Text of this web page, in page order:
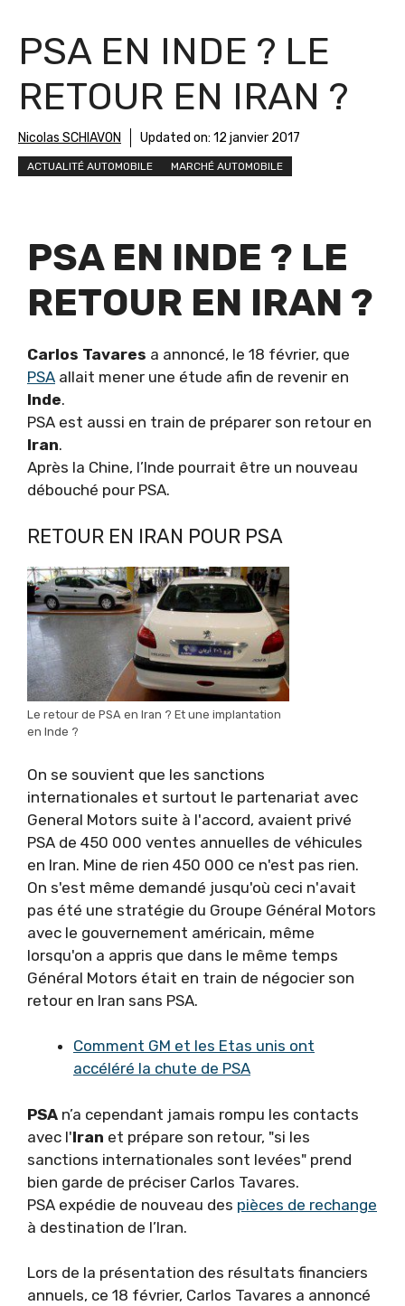
PSA EN INDE ? LE
RETOUR EN IRAN ?
Nicolas SCHIAVON Updated on: 12 janvier 2017
ACTUALITÉ AUTOMOBILE MARCHÉ AUTOMOBILE
PSA EN INDE ? LE
RETOUR EN IRAN ?
Carlos Tavares a annoncé, le 18 février, que
PSA allait mener une étude afin de revenir en
Inde.
PSA est aussi en train de préparer son retour en
Iran.
Après la Chine, l’Inde pourrait être un nouveau
débouché pour PSA.
RETOUR EN IRAN POUR PSA
Le retour de PSA en Iran ? Et une implantation
en Inde ?
On se souvient que les sanctions
internationales et surtout le partenariat avec
General Motors suite à l'accord, avaient privé
PSA de 450 000 ventes annuelles de véhicules
en Iran. Mine de rien 450 000 ce n'est pas rien.
On s'est même demandé jusqu'où ceci n'avait
pas été une stratégie du Groupe Général Motors
avec le gouvernement américain, même
lorsqu'on a appris que dans le même temps
Général Motors était en train de négocier son
retour en Iran sans PSA.
Comment GM et les Etas unis ont
accéléré la chute de PSA
PSA n’a cependant jamais rompu les contacts
avec l'Iran et prépare son retour, "si les
sanctions internationales sont levées" prend
bien garde de préciser Carlos Tavares.
PSA expédie de nouveau des pièces de rechange
à destination de l’Iran.
Lors de la présentation des résultats financiers
annuels, ce 18 février, Carlos Tavares a annoncé